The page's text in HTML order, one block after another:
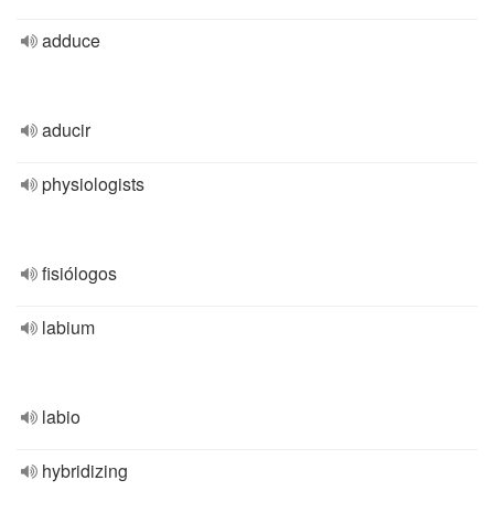
adduce
aducir
physiologists
fisiólogos
labium
labio
hybridizing